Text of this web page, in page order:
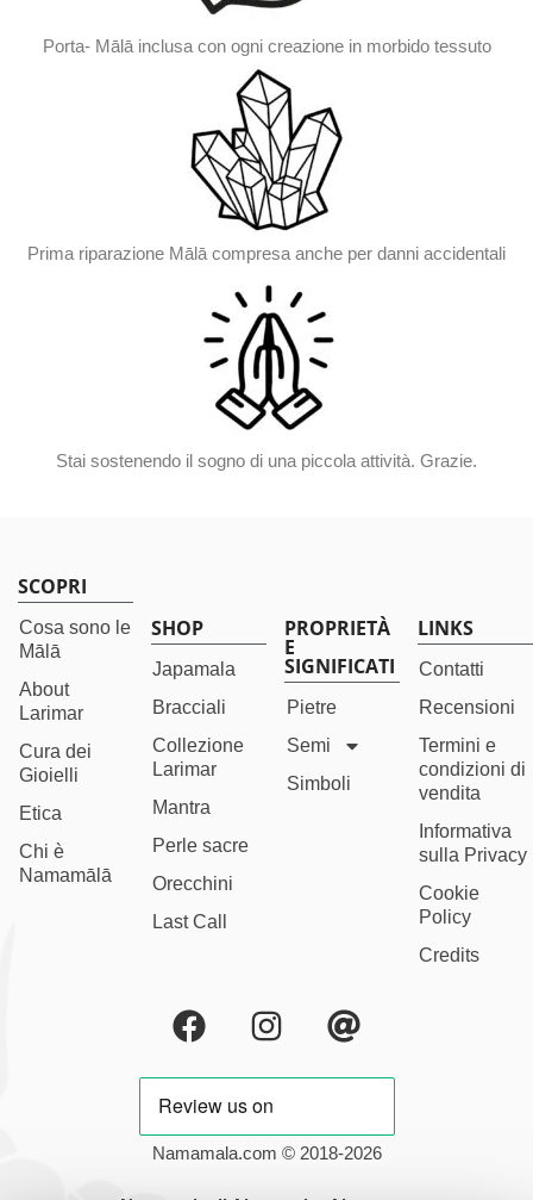
Porta- Mālā inclusa con ogni creazione in morbido tessuto
Prima riparazione Mālā compresa anche per danni accidentali
Stai sostenendo il sogno di una piccola attività. Grazie.
SCOPRI
Cosa sono le
Mālā
About
Larimar
Cura dei
Gioielli
Etica
Chi è
Namamālā
SHOP
Japamala
Bracciali
Collezione
Larimar
Mantra
Perle sacre
Orecchini
Last Call
PROPRIETÀ
E
SIGNIFICATI
Pietre
Semi
Simboli
LINKS
Contatti
Recensioni
Termini e
condizioni di
vendita
Informativa
sulla Privacy
Cookie
Policy
Credits
Namamala.com © 2018-2026